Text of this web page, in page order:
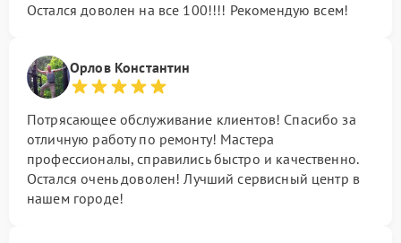
Остался доволен на все 100!!!! Рекомендую всем!
Орлов Константин
Потрясающее обслуживание клиентов! Спасибо за
отличную работу по ремонту! Мастера
профессионалы, справились быстро и качественно.
Остался очень доволен! Лучший сервисный центр в
нашем городе!